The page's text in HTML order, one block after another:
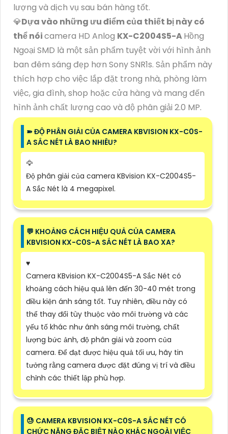
lượng và dịch vụ sau bán hàng tốt.
💎Dựa vào những ưu điểm của thiết bị này có
thể nóicamera HD Anlog KX-C2004S5-AHồng
Ngoại SMD là một sản phẩm tuyệt vời với hình ảnh
ban đêm sáng đẹp hơn Sony SNR1s. Sản phẩm này
thích hợp cho việc lắp đặt trong nhà, phòng làm
việc, gia đình, shop hoặc cửa hàng và mang đến
hình ảnh chất lượng cao và độ phân giải 2.0 MP.
➽ ĐỘ PHÂN GIẢI CỦA CAMERA KBVISION KX-C0S-
A SẮC NÉT LÀ BAO NHIÊU?
🦅
Độ phân giải của camera KBvision KX-C2004S5-
A Sắc Nét là 4 megapixel.
️💬 KHOẢNG CÁCH HIỆU QUẢ CỦA CAMERA
KBVISION KX-C0S-A SẮC NÉT LÀ BAO XA?
♥️
Camera KBvision KX-C2004S5-A Sắc Nét có
khoảng cách hiệu quả lên đến 30-40 mét trong
điều kiện ánh sáng tốt. Tuy nhiên, điều này có
thể thay đổi tùy thuộc vào môi trường và các
yếu tố khác như ánh sáng môi trường, chất
lượng bức ảnh, độ phân giải và zoom của
camera. Để đạt được hiệu quả tối ưu, hãy tin
tưởng rằng camera được đặt đúng vị trí và điều
chỉnh các thiết lập phù hợp.
😓 CAMERA KBVISION KX-C0S-A SẮC NÉT CÓ
CHỨC NĂNG ĐẶC BIỆT NÀO KHÁC NGOÀI VIỆC